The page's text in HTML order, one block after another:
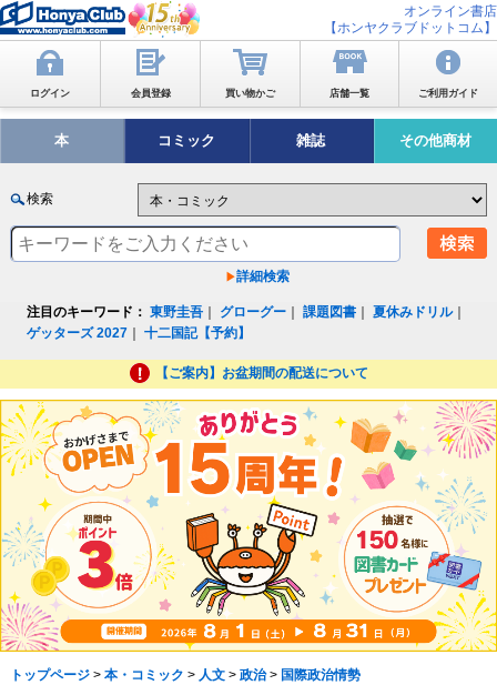
オンライン書店
【ホンヤクラブドットコム】
ログイン 会員登録 買い物かご 店舗一覧 ご利用ガイド
本 コミック 雑誌 その他商材
検索
詳細検索
注目のキーワード： 東野圭吾 グローグー ｜課題図書 ｜夏休みドリル｜
ゲッターズ 2027 ｜十二国記【予約】
【ご案内】お盆期間の配送について
トップページ> 本・コミック > 人文> 政治> 国際政治情勢